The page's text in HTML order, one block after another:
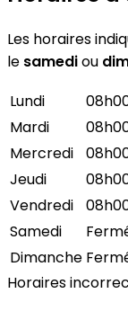
Les horaires
le samediou
Lundi
Mardi
Mercredi
Jeudi
Vendredi
Samedi
Dimanche
Horaires